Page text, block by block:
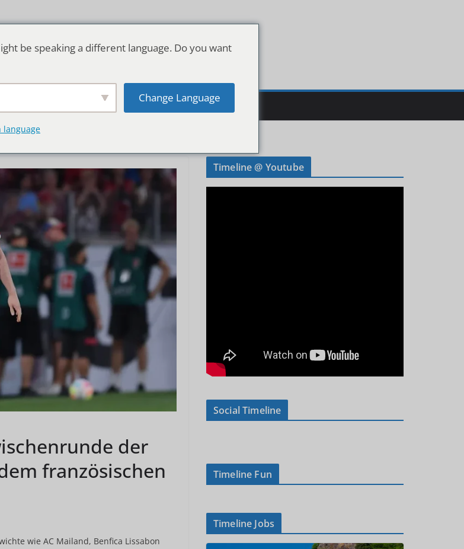
der
französischen
wie AC Mailand, Benfica Lissabon
Timeline @ Youtube
Social Timeline
Timeline Fun
Timeline Jobs
be speaking a different language. Do you want
Change Language
language